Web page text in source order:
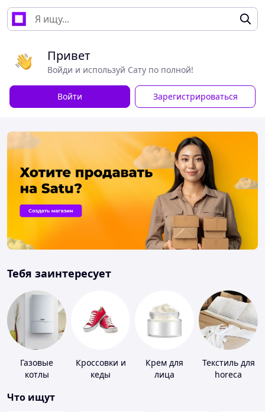
Привет
Войди и используй Сату по полной!
Войти Зарегистрироваться
Тебя заинтересует
Газовые
котлы
Кроссовки и
кеды
Крем для
лица
Текстиль для
horeca
Что ищут